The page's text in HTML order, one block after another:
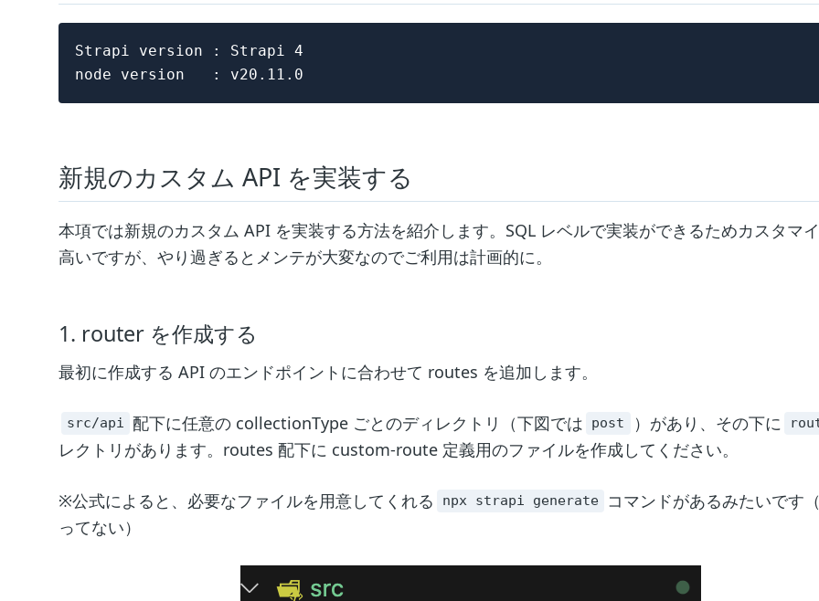
Strapi version : Strapi 4
新規のカスタム API を実装する
本項では新規のカスタム API を実装する方法を紹介します。SQL レベルで実装ができるためカスタマ
高いですが、やり過ぎるとメンテが大変なのでご利用は計画的に。
1. router を作成する
最初に作成する API のエンドポイントに合わせて routes を追加します。
src/api 配下に任意の collectionType ごとのディレクトリ（下図では post ）があり、その下に
レクトリがあります。routes 配下に custom-route 定義用のファイルを作成してください。
※公式によると、必要なファイルを用意してくれる npx strapi generate
コマンドがあるみたいです
ってない）